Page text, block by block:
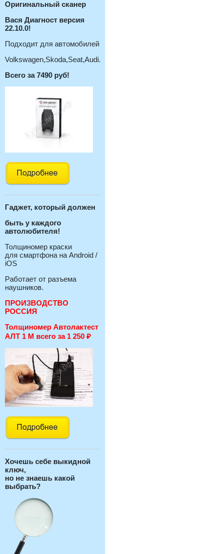
Оригинальный сканер
Вася Диагност версия
22.10.0!
Подходит для автомобилей
Volkswagen,Skoda,Seat,Audi.
Всего за 7490 руб!
Гаджет, который должен
быть у каждого
автолюбителя!
Толщиномер краски
для смартфона на Android /
iOS
Работает от разъема
наушников.
ПРОИЗВОДСТВО
РОССИЯ
Толщиномер Автолактест
АЛТ 1 М всего за 1 250 ₽
Хочешь себе выкидной
ключ,
но не знаешь какой
выбрать?